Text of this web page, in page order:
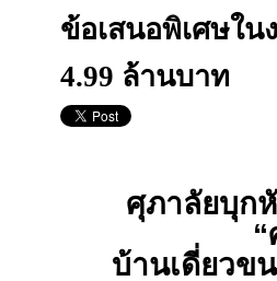
ข้อเสนอพิเศษใน
4.99 ล้านบาท
ศุภาลัยบุก
บ้านเดี่ยวข